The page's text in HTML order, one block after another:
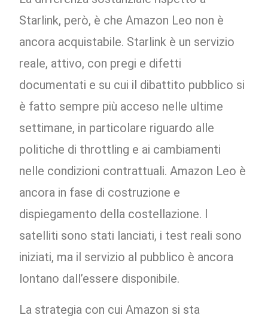
Starlink, però, è che Amazon Leo non è
ancora acquistabile. Starlink è un servizio
reale, attivo, con pregi e difetti
documentati e su cui il dibattito pubblico si
è fatto sempre più acceso nelle ultime
settimane, in particolare riguardo alle
politiche di throttling e ai cambiamenti
nelle condizioni contrattuali. Amazon Leo è
ancora in fase di costruzione e
dispiegamento della costellazione. I
satelliti sono stati lanciati, i test reali sono
iniziati, ma il servizio al pubblico è ancora
lontano dall’essere disponibile.
La strategia con cui Amazon si sta